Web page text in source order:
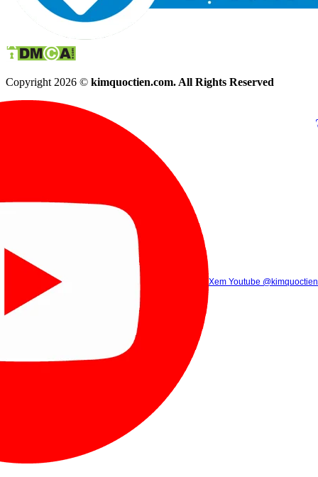
Copyright 2026 © kimquoctien.com. All Rights Reserved
Xem Tik Tok
(8h00 - 21h30)
(8h00 -
Gọi điện (8h00 - 21h30)
Xem Youtube @kimquoctien